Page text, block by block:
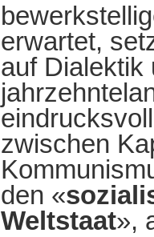
erwartet,
auf Dialektik
zwischen
den «
Weltstaat»,